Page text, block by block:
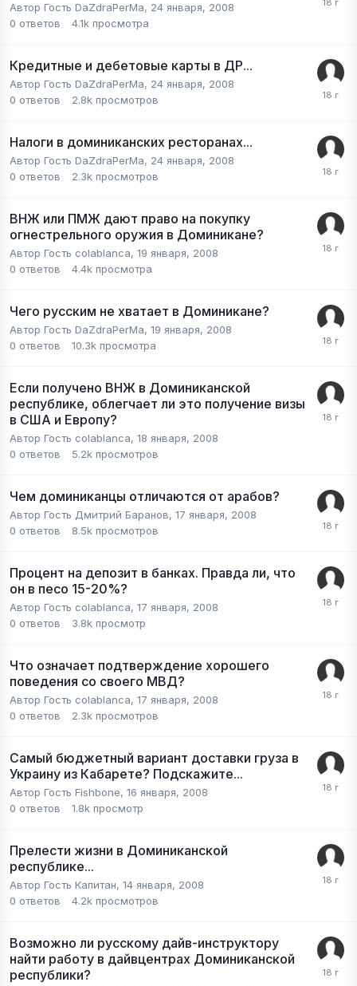
Автор Гость DaZdraPerMa, 24 января, 2008
0 ответов 4.1k просмотра
Кредитные и дебетовые карты в ДР...
Автор Гость DaZdraPerMa, 24 января, 2008
0 ответов 2.8k просмотров
Налоги в доминиканских ресторанах...
Автор Гость DaZdraPerMa, 24 января, 2008
0 ответов 2.3k просмотров
ВНЖ или ПМЖ дают право на покупку
огнестрельного оружия в Доминикане?
Автор Гость colablanca, 19 января, 2008
0 ответов 4.4k просмотра
Чего русским не хватает в Доминикане?
Автор Гость DaZdraPerMa, 19 января, 2008
0 ответов 10.3k просмотра
Если получено ВНЖ в Доминиканской
республике, облегчает ли это получение визы
в США и Европу?
Автор Гость colablanca, 18 января, 2008
0 ответов 5.2k просмотров
Чем доминиканцы отличаются от арабов?
Автор Гость Дмитрий Баранов, 17 января, 2008
0 ответов 8.5k просмотров
Процент на депозит в банках. Правда ли, что
он в песо 15-20%?
Автор Гость colablanca, 17 января, 2008
0 ответов 3.8k просмотр
Что означает подтверждение хорошего
поведения со своего МВД?
Автор Гость colablanca, 17 января, 2008
0 ответов 2.3k просмотров
Самый бюджетный вариант доставки груза в
Украину из Кабарете? Подскажите...
Автор Гость Fishbone, 16 января, 2008
0 ответов 1.8k просмотр
Прелести жизни в Доминиканской
республике...
Автор Гость Капитан, 14 января, 2008
0 ответов 4.2k просмотров
Возможно ли русскому дайв-инструктору
найти работу в дайвцентрах Доминиканской
республики?